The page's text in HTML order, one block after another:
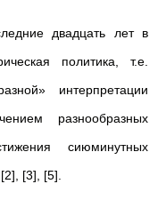
двадцать лет в
политика, т.е.
интерпретации
разнообразных
сиюминутных
[3], [5].